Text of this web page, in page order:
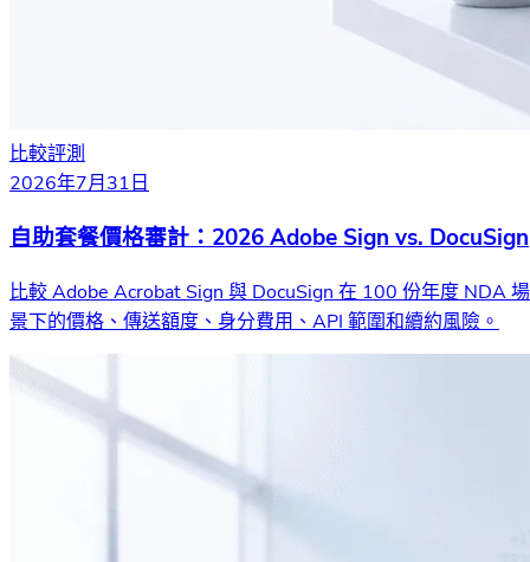
比較評測
2026年7月31日
自助套餐價格審計：2026 Adobe Sign vs. DocuSign
比較 Adobe Acrobat Sign 與 DocuSign 在 100 份年度 NDA 場
景下的價格、傳送額度、身分費用、API 範圍和續約風險。